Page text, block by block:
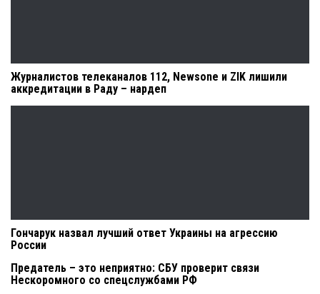
Журналистов телеканалов 112, Newsone и ZIK лишили
аккредитации в Раду – нардеп
Гончарук назвал лучший ответ Украины на агрессию
России
Предатель – это неприятно: СБУ проверит связи
Нескоромного со спецслужбами РФ